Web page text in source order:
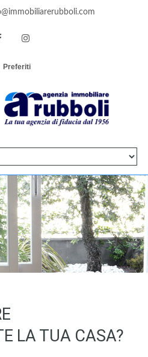
Preferiti
LA TUA CASA?